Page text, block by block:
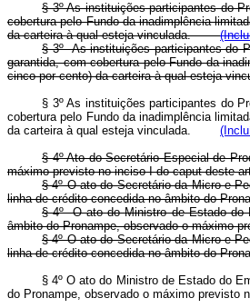
§ 3º As instituições participantes do
cobertura pelo Fundo da inadimplência
da carteira à qual esteja vinculada.
§ 3º As instituições participantes do
garantida, com cobertura pelo Fundo da
cinco por cento) da carteira à qual esteja
§ 3º As instituições participantes do
cobertura pelo Fundo da inadimplência
da carteira à qual esteja vinculada.
§ 4º Ato do Secretário Especial de
máximo previsto no inciso I docaputdeste
§ 4º O ato do Secretário da Micro e
linha de crédito concedida no âmbito do
§ 4º O ato do Ministro de Estado do
âmbito do Pronampe, observado o máximo
§ 4º O ato do Secretário da Micro e
linha de crédito concedida no âmbito do
§ 4º O ato do Ministro de Estado do
do Pronampe, observado o máximo previsto